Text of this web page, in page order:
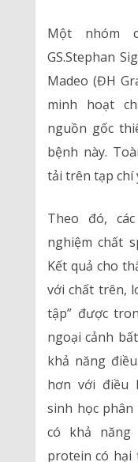
Một nhóm
GS.Stephan
Madeo (ĐH
minh hoạt
nguồn gốc
bệnh này.
tải trên tạp chí
Theo đó,
nghiệm chất
Kết quả cho
với chất trên,
tập” được
ngoại cảnh
khả năng
hơn với điều
sinh học
có khả
protein có hại